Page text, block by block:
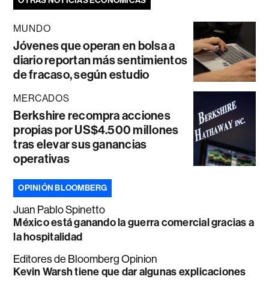
MUNDO
Jóvenes que operan en bolsa a
diario reportan más sentimientos
de fracaso, según estudio
MERCADOS
Berkshire recompra acciones
propias por US$4.500 millones
tras elevar sus ganancias
operativas
OPINIÓN BLOOMBERG
Juan Pablo Spinetto
México está ganando la guerra comercial gracias a
la hospitalidad
Editores de Bloomberg Opinion
Kevin Warsh tiene que dar algunas explicaciones